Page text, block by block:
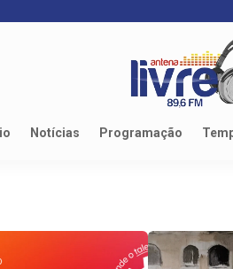
Notícias Programação